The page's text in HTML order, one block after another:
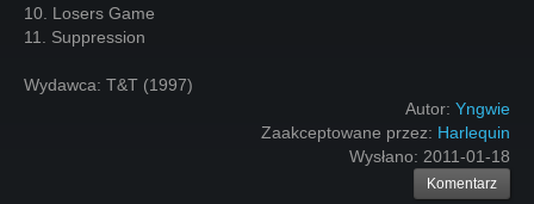
10. Losers Game
11. Suppression
Wydawca: T&T (1997)
Autor: Yngwie
Zaakceptowane przez: Harlequin
Wysłano: 2011-01-18
Komentarz